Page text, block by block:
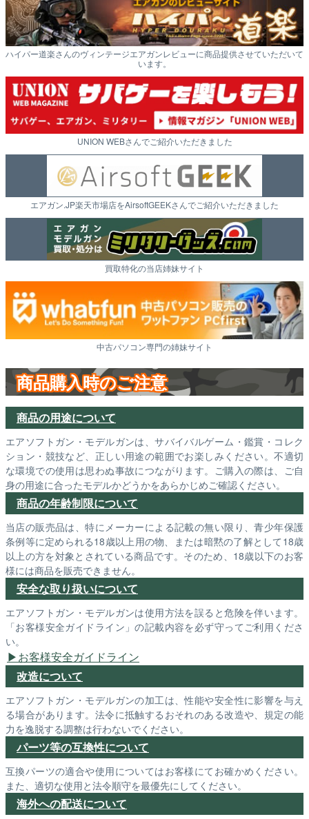
ハイパー道楽さんのヴィンテージエアガンレビューに商品提供させていただいて
います。
UNION WEBさんでご紹介いただきました
エアガン.JP楽天市場店をAirsoftGEEKさんでご紹介いただきました
買取特化の当店姉妹サイト
中古パソコン専門の姉妹サイト
商品購入時のご注意
商品の用途について
エアソフトガン・モデルガンは、サバイバルゲーム・鑑賞・コレク
ション・競技など、正しい用途の範囲でお楽しみください。不適切
な環境での使用は思わぬ事故につながります。ご購入の際は、ご自
身の用途に合ったモデルかどうかをあらかじめご確認ください。
商品の年齢制限について
当店の販売品は、特にメーカーによる記載の無い限り、青少年保護
条例等に定められる18歳以上用の物、または暗黙の了解として18歳
以上の方を対象とされている商品です。そのため、18歳以下のお客
様には商品を販売できません。
安全な取り扱いについて
エアソフトガン・モデルガンは使用方法を誤ると危険を伴います。
「お客様安全ガイドライン」の記載内容を必ず守ってご利用くださ
い。
お客様安全ガイドライン
改造について
エアソフトガン・モデルガンの加工は、性能や安全性に影響を与え
る場合があります。法令に抵触するおそれのある改造や、規定の能
力を逸脱する調整は行わないでください。
パーツ等の互換性について
互換パーツの適合や使用についてはお客様にてお確かめください。
また、適切な使用と法令順守を最優先にしてください。
海外への配送について